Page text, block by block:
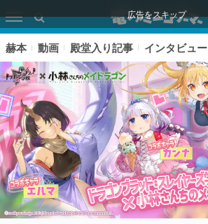
広告をスキップ
赫本 動画 殿堂入り記事 インタビュー